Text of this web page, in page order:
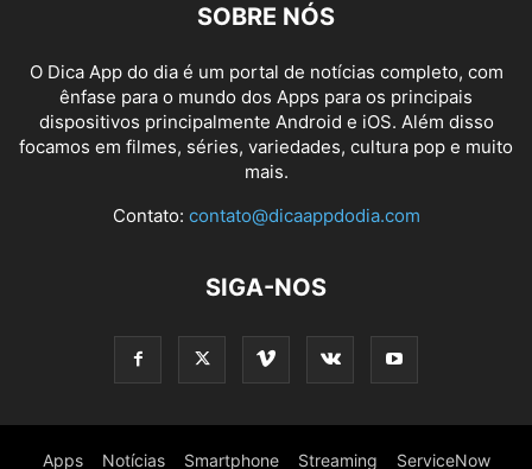
SOBRE NÓS
O Dica App do dia é um portal de notícias completo, com
ênfase para o mundo dos Apps para os principais
dispositivos principalmente Android e iOS. Além disso
focamos em filmes, séries, variedades, cultura pop e muito
mais.
Contato: contato@dicaappdodia.com
SIGA-NOS
Apps Notícias Smartphone Streaming ServiceNow